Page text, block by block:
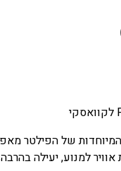
.
0
0
המיוחדות של הפילטר
אוויר למנוע, יעילה